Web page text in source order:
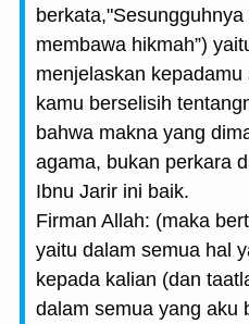
membawa hikmah”)
menjelaskan
kamu berselisih
bahwa makna yang
agama, bukan perkara
Ibnu Jarir ini baik.
Firman Allah: (maka
yaitu dalam semua hal
kepada kalian (dan
dalam semua yang aku